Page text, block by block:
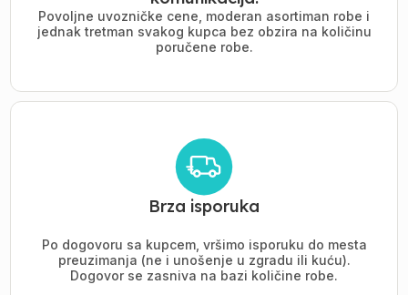
Povoljne uvozničke cene, moderan asortiman robe i
jednak tretman svakog kupca bez obzira na količinu
poručene robe.
Brza isporuka
Po dogovoru sa kupcem, vršimo isporuku do mesta
preuzimanja (ne i unošenje u zgradu ili kuću).
Dogovor se zasniva na bazi količine robe.